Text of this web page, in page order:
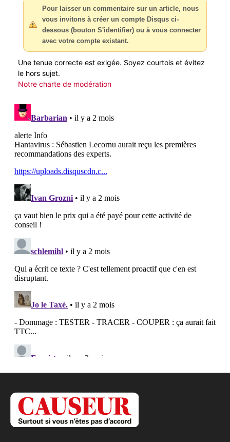
Pour laisser un commentaire sur un article, nous
vous invitons à créer un compte Disqus ci-
dessous (bouton S'identifier) ou à vous connecter
avec votre compte existant.
Une tenue correcte est exigée. Soyez courtois et évitez
le hors sujet.
Notre charte de modération